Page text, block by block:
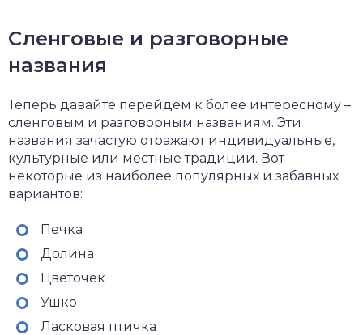
Сленговые и разговорные
названия
Теперь давайте перейдем к более интересному –
сленговым и разговорным названиям. Эти
названия зачастую отражают индивидуальные,
культурные или местные традиции. Вот
некоторые из наиболее популярных и забавных
вариантов:
Печка
Долина
Цветочек
Ушко
Ласковая птичка